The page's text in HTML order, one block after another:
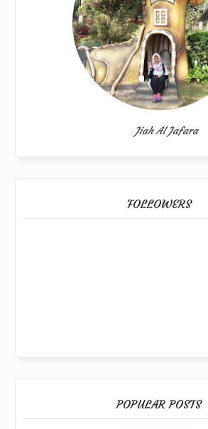
Jiah Al Jafara
FOLLOWERS
POPULAR POSTS